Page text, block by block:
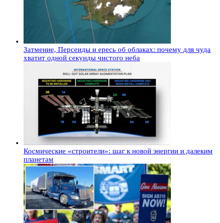
Затмение, Персеиды и ересь об облаках: почему для чуда
хватит одной секунды чистого неба
Космические «строители»: шаг к новой энергии и далеким
планетам